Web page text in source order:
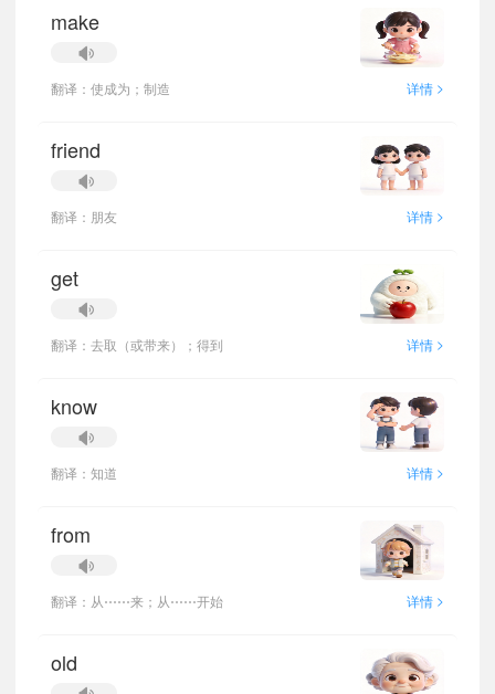
make
翻译：使成为；制造 详情 >
friend
翻译：朋友 详情 >
get
翻译：去取（或带来）；得到 详情 >
know
翻译：知道 详情 >
from
翻译：从⋯⋯来；从⋯⋯开始 详情 >
old